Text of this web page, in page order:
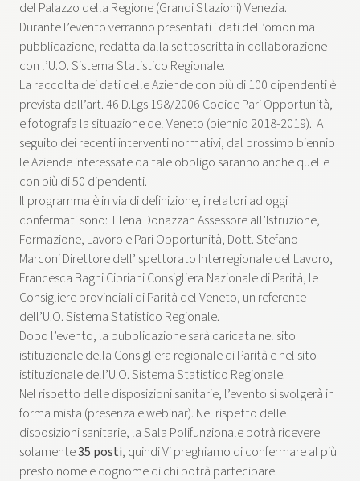
del Palazzo della Regione (Grandi Stazioni) Venezia.
Durante l’evento verranno presentati i dati dell’omonima
pubblicazione, redatta dalla sottoscritta in collaborazione
con l’U.O. Sistema Statistico Regionale.
La raccolta dei dati delle Aziende con più di 100 dipendenti è
prevista dall’art. 46 D.Lgs 198/2006 Codice Pari Opportunità,
e fotografa la situazione del Veneto (biennio 2018-2019). A
seguito dei recenti interventi normativi, dal prossimo biennio
le Aziende interessate da tale obbligo saranno anche quelle
con più di 50 dipendenti.
Il programma è in via di definizione, i relatori ad oggi
confermati sono: Elena Donazzan Assessore all’Istruzione,
Formazione, Lavoro e Pari Opportunità, Dott. Stefano
Marconi Direttore dell’Ispettorato Interregionale del Lavoro,
Francesca Bagni Cipriani Consigliera Nazionale di Parità, le
Consigliere provinciali di Parità del Veneto, un referente
dell’U.O. Sistema Statistico Regionale.
Dopo l’evento, la pubblicazione sarà caricata nel sito
istituzionale della Consigliera regionale di Parità e nel sito
istituzionale dell’U.O. Sistema Statistico Regionale.
Nel rispetto delle disposizioni sanitarie, l’evento si svolgerà in
forma mista (presenza e webinar). Nel rispetto delle
disposizioni sanitarie, la Sala Polifunzionale potrà ricevere
solamente35 posti, quindi Vi preghiamo di confermare al più
presto nome e cognome di chi potrà partecipare.